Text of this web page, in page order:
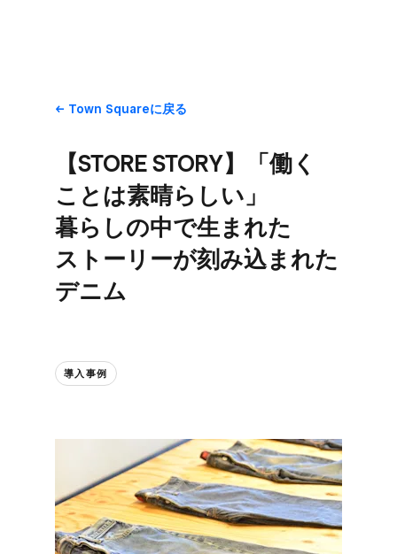
Town Squareに​戻る
【STORE STORY】​「働く​
ことは​素晴らしい」​
暮らしの​中で​生まれた​
ストーリーが​刻み込まれた​
デニム
導入事例